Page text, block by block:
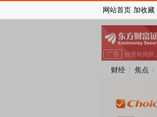
财经 焦点
网站首页 加收藏